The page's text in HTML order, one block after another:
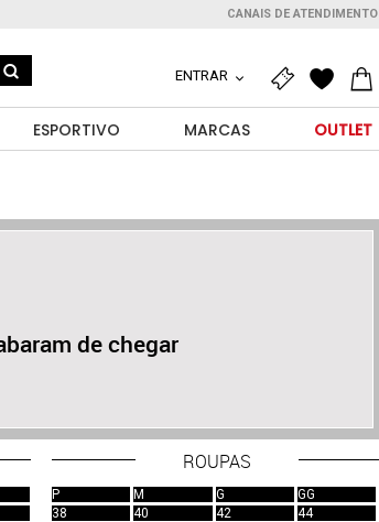
CANAIS DE ATENDIMENTO
ENTRAR
ESPORTIVO MARCAS OUTLET
de chegar
ROUPAS
P M G
GG
38
40 42 44